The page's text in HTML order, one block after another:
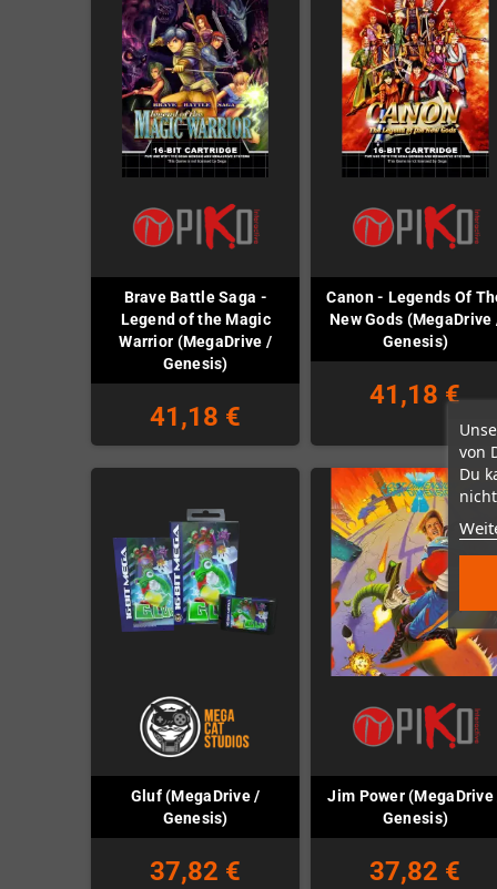
von
Du
Brave Battle Saga -
Legend of the Magic
Warrior (MegaDrive /
Genesis)
41,18 €
Canon - Legends Of
New Gods (MegaDrive
Genesis)
41,18 €
Gluf (MegaDrive /
Genesis)
37,82 €
Jim Power (MegaDrive
Genesis)
37,82 €